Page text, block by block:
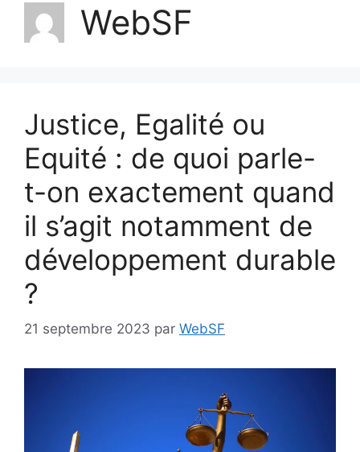
WebSF
Justice, Egalité ou
Equité : de quoi parle-
t-on exactement quand
il s’agit notamment de
développement durable
?
21 septembre 2023 par WebSF